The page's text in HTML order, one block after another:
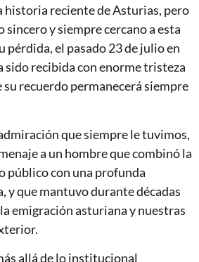
historia reciente de Asturias, pero
sincero y siempre cercano a esta
pérdida, el pasado 23 de julio en
sido recibida con enorme tristeza
recuerdo permanecerá siempre
que siempre le tuvimos,
a un hombre que combinó la
público con una profunda
y que mantuvo durante décadas
emigración asturiana y nuestras
allá de lo institucional